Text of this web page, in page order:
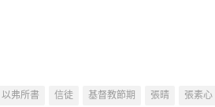
以弗所書 信徒 基督教節期 張晴 張素心